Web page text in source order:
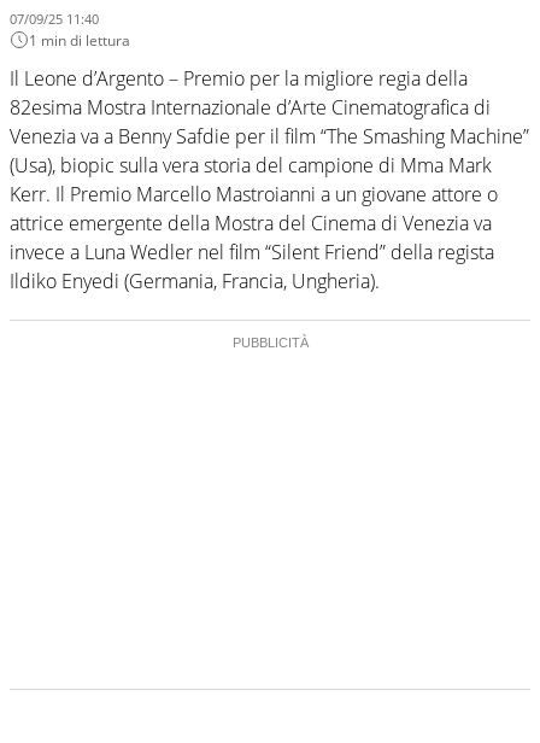
07/09/25 11:40
1 min di lettura
Il Leone d’Argento – Premio per la migliore regia della
82esima Mostra Internazionale d’Arte Cinematografica di
Venezia va a Benny Safdie per il film “The Smashing Machine”
(Usa), biopic sulla vera storia del campione di Mma Mark
Kerr. Il Premio Marcello Mastroianni a un giovane attore o
attrice emergente della Mostra del Cinema di Venezia va
invece a Luna Wedler nel film “Silent Friend” della regista
Ildiko Enyedi (Germania, Francia, Ungheria).